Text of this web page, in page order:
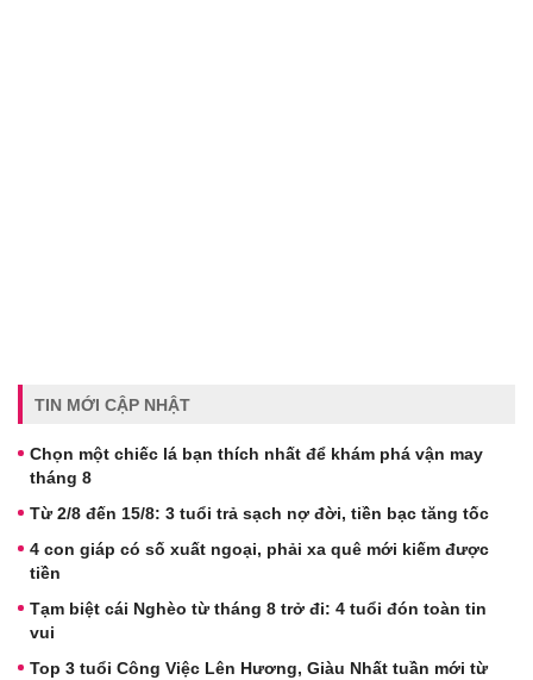
TIN MỚI CẬP NHẬT
Chọn một chiếc lá bạn thích nhất để khám phá vận may
tháng 8
Từ 2/8 đến 15/8: 3 tuổi trả sạch nợ đời, tiền bạc tăng tốc
4 con giáp có số xuất ngoại, phải xa quê mới kiếm được
tiền
Tạm biệt cái Nghèo từ tháng 8 trở đi: 4 tuổi đón toàn tin
vui
Top 3 tuổi Công Việc Lên Hương, Giàu Nhất tuần mới từ